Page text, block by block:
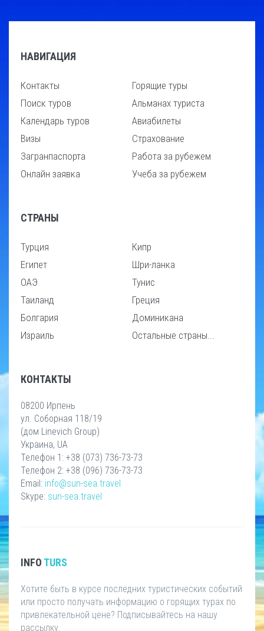
НАВИГАЦИЯ
Контакты
Поиск туров
Календарь туров
Визы
Загранпаспорта
Онлайн заявка
Горящие туры
Альманах туриста
Авиабилеты
Страхование
Работа за рубежем
Учеба за рубежем
СТРАНЫ
Турция
Египет
ОАЭ
Таиланд
Болгария
Израиль
Кипр
Шри-ланка
Тунис
Греция
Доминикана
Остальные страны...
КОНТАКТЫ
08200 Ирпень
ул. Соборная 118/19
(дом Linevich Group)
Украина, UA
Телефон 1: +38 (073) 736-73-73
Телефон 2: +38 (096) 736-73-73
Email: info@sun-sea.travel
Skype: sun-sea.travel
INFO TURS
Хотите быть в курсе последних туристических событий
или просто получать информацию о горящих турах по
привлекательной цене? Подписывайтесь на нашу
рассылку.